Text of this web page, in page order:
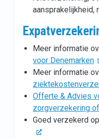
aansprakelijkheid,
Meer informatie
voor Denemarken
Meer informatie
Offerte & Advies
zorgverzekering
Goed verzekerd op